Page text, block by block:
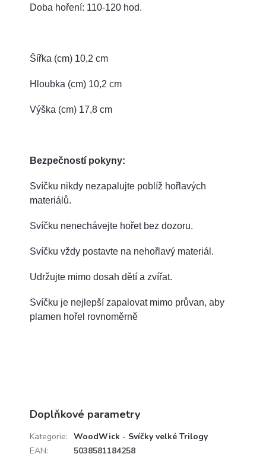
Doba hoření: 110-120 hod.
Šířka (cm) 10,2 cm
Hloubka (cm) 10,2 cm
Výška (cm) 17,8 cm
Bezpečností pokyny:
Svíčku nikdy nezapalujte poblíž hořlavých
materiálů.
Svíčku nenechávejte hořet bez dozoru.
Svíčku vždy postavte na nehořlavý materiál.
Udržujte mimo dosah dětí a zvířat.
Svíčku je nejlepší zapalovat mimo průvan, aby
plamen hořel rovnoměrně
Doplňkové parametry
Kategorie: WoodWick - Svíčky velké Trilogy
EAN: 5038581184258